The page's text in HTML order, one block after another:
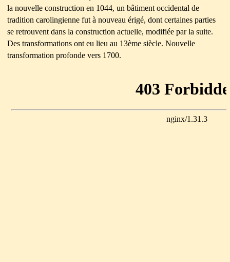
la nouvelle construction en 1044, un bâtiment occidental de
tradition carolingienne fut à nouveau érigé, dont certaines parties
se retrouvent dans la construction actuelle, modifiée par la suite.
Des transformations ont eu lieu au 13ème siècle. Nouvelle
transformation profonde vers 1700.